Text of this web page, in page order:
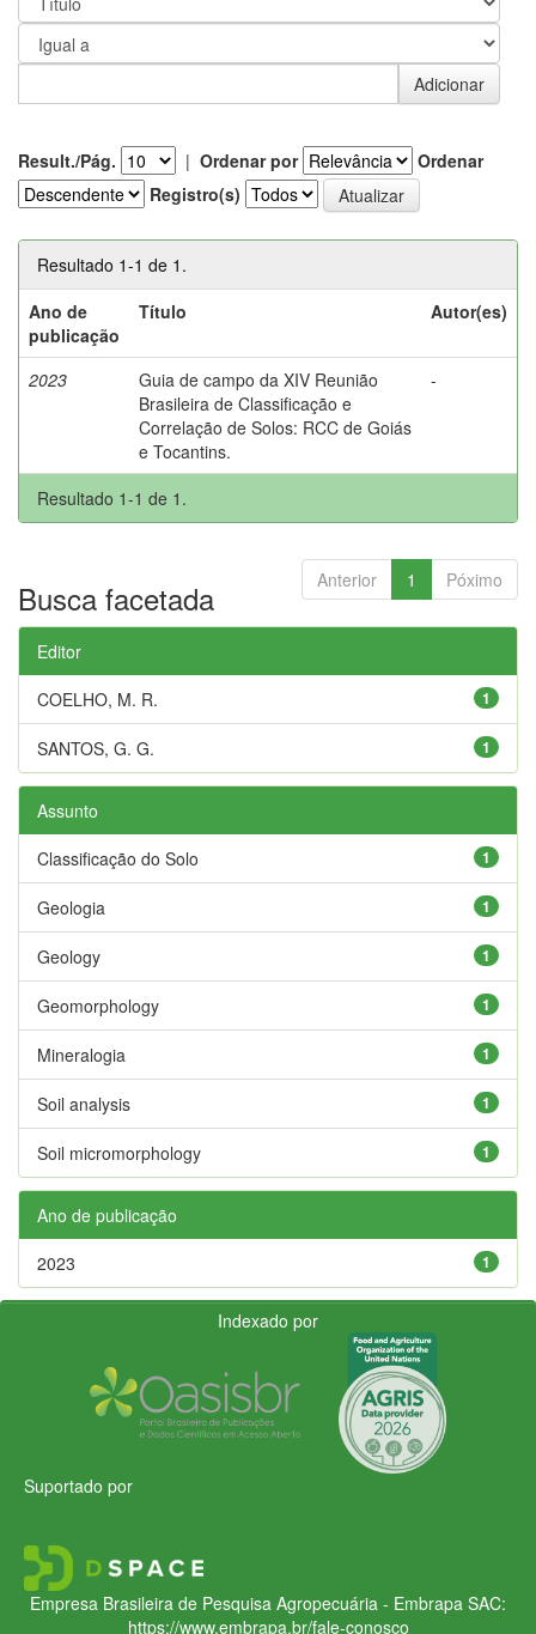
Result./Pág. | Ordenar por
Ordenar
Registro(s)
Resultado 1-1 de 1.
Ano de
publicação
Título Autor(es)
2023
Guia de campo da XIV Reunião
Brasileira de Classificação e
Correlação de Solos: RCC de Goiás
e Tocantins.
-
Resultado 1-1 de 1.
Anterior 1 Póximo
Busca facetada
Editor
1
COELHO, M. R.
1
SANTOS, G. G.
Assunto
1
Classificação do Solo
1
Geologia
1
Geology
1
Geomorphology
1
Mineralogia
1
Soil analysis
1
Soil micromorphology
Ano de publicação
1
2023
Indexado por
Suportado por
Empresa Brasileira de Pesquisa Agropecuária - Embrapa SAC:
https://www.embrapa.br/fale-conosco